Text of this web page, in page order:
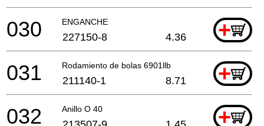
ENGANCHE +
030 227150-8 4.36
Rodamiento de bolas 6901llb +
031 211140-1 8.71
Anillo O 40 +
032